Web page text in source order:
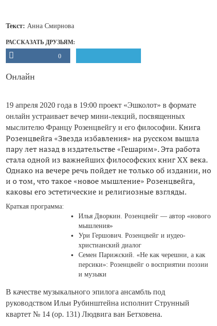
Текст: Анна Смирнова
РАССКАЗАТЬ ДРУЗЬЯМ:
0
Онлайн
19 апреля 2020 года в 19:00 проект «Эшколот» в формате
онлайн устраивает вечер мини-лекций, посвященных
мыслителю Францу Розенцвейгу и его философии. Книга
Розенцвейга «Звезда избавления» на русском вышла
пару лет назад в издательстве «Гешарим». Эта работа
стала одной из важнейших философских книг XX века.
Однако на вечере речь пойдет не только об издании, но
и о том, что такое «новое мышление» Розенцвейга,
каковы его эстетические и религиозные взгляды.
Краткая программа:
Илья Дворкин. Розенцвейг — автор «нового
мышления»
Ури Гершович. Розенцвейг и иудео-
христианский диалог
Семен Парижский. «Не как черешни, а как
персики»: Розенцвейг о восприятии поэзии
и музыки
В качестве музыкального эпилога ансамбль под
руководством Ильи Рубинштейна исполнит Струнный
квартет № 14 (op. 131) Людвига ван Бетховена.